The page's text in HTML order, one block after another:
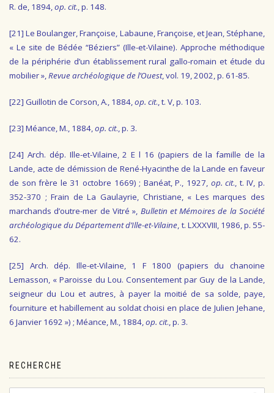
R. de, 1894, op. cit., p. 148.
[21] Le Boulanger, Françoise, Labaune, Françoise, et Jean, Stéphane,
« Le site de Bédée “Béziers” (Ille-et-Vilaine). Approche méthodique
de la périphérie d’un établissement rural gallo-romain et étude du
mobilier », Revue archéologique de l’Ouest, vol. 19, 2002, p. 61-85.
[22] Guillotin de Corson, A., 1884, op. cit., t. V, p. 103.
[23] Méance, M., 1884, op. cit., p. 3.
[24] Arch. dép. Ille-et-Vilaine, 2 E l 16 (papiers de la famille de la
Lande, acte de démission de René-Hyacinthe de la Lande en faveur
de son frère le 31 octobre 1669) ; Banéat, P., 1927, op. cit., t. IV, p.
352-370 ; Frain de La Gaulayrie, Christiane, « Les marques des
marchands d’outre-mer de Vitré », Bulletin et Mémoires de la Société
archéologique du Département d’Ille-et-Vilaine , t. LXXXVIII, 1986, p. 55-
62.
[25] Arch. dép. Ille-et-Vilaine, 1 F 1800 (papiers du chanoine
Lemasson, « Paroisse du Lou. Consentement par Guy de la Lande,
seigneur du Lou et autres, à payer la moitié de sa solde, paye,
fourniture et habillement au soldat choisi en place de Julien Jehane,
6 Janvier 1692 ») ; Méance, M., 1884, op. cit., p. 3.
RECHERCHE